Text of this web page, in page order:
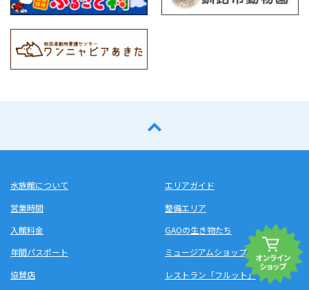
水族館について
営業時間
入館料金
年間パスポート
協賛店
エリアガイド
整備エリア
GAOの生き物たち
ミュージアムショップ
レストラン「フルット」